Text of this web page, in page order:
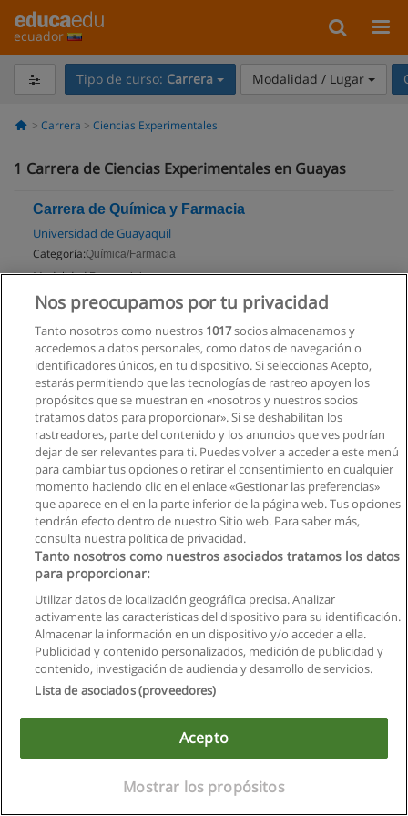
ecuador
Tipo de curso: Carrera Modalidad / Lugar
Carrera Ciencias Experimentales
1 Carrera de Ciencias Experimentales en Guayas
Carrera de Química y Farmacia
Universidad de Guayaquil
Categoría:Química/Farmacia
Modalidad:Presencial
Impartido en:
Guayaquil
Solicita información
Reglas de uso
Privacidad de datos
Contactar con Educaedu
Copyright © Educaedu Business S.L. - CIF : B-95610580: -
www.educaedu.com.ec
Nos preocupamos por tu privacidad
Tanto nosotros como nuestros 1017socios almacenamos y
accedemos a datos personales, como datos de navegación o
identificadores únicos, en tu dispositivo. Si seleccionas Acepto,
estarás permitiendo que las tecnologías de rastreo apoyen los
propósitos que se muestran en «nosotros y nuestros socios
tratamos datos para proporcionar». Si se deshabilitan los
rastreadores, parte del contenido y los anuncios que ves podrían
dejar de ser relevantes para ti. Puedes volver a acceder a este menú
para cambiar tus opciones o retirar el consentimiento en cualquier
momento haciendo clic en el enlace «Gestionar las preferencias»
que aparece en el en la parte inferior de la página web. Tus opciones
tendrán efecto dentro de nuestro Sitio web. Para saber más,
consulta nuestra política de privacidad.
Tanto nosotros como nuestros asociados tratamos los datos
para proporcionar:
Utilizar datos de localización geográfica precisa. Analizar
activamente las características del dispositivo para su identificación.
Almacenar la información en un dispositivo y/o acceder a ella.
Publicidad y contenido personalizados, medición de publicidad y
contenido, investigación de audiencia y desarrollo de servicios.
Lista de asociados (proveedores)
Acepto
Mostrar los propósitos